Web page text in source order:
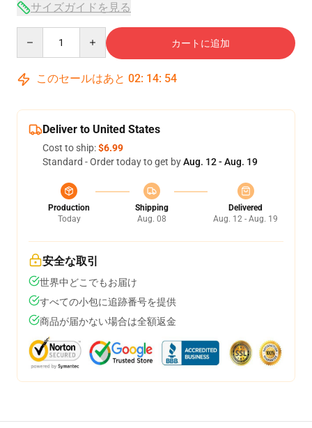
サイズガイドを見る
カートに追加
このセールはあと 02: 14: 54
Deliver to United States
Cost to ship:$6.99
Standard - Order today to get byAug. 12 - Aug. 19
Production
Today
Shipping
Aug. 08
Delivered
Aug. 12 - Aug. 19
安全な取引
世界中どこでもお届け
すべての小包に追跡番号を提供
商品が届かない場合は全額返金